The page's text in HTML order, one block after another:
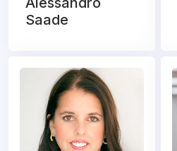
Saade